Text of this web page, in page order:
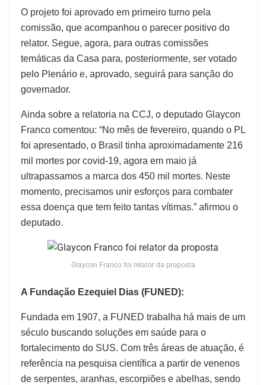
O projeto foi aprovado em primeiro turno pela
comissão, que acompanhou o parecer positivo do
relator. Segue, agora, para outras comissões
temáticas da Casa para, posteriormente, ser votado
pelo Plenário e, aprovado, seguirá para sanção do
governador.
Ainda sobre a relatoria na CCJ, o deputado Glaycon
Franco comentou: “No mês de fevereiro, quando o PL
foi apresentado, o Brasil tinha aproximadamente 216
mil mortes por covid-19, agora em maio já
ultrapassamos a marca dos 450 mil mortes. Neste
momento, precisamos unir esforços para combater
essa doença que tem feito tantas vítimas.” afirmou o
deputado.
Glaycon Franco foi relator da proposta
A Fundação Ezequiel Dias (FUNED):
Fundada em 1907, a FUNED trabalha há mais de um
século buscando soluções em saúde para o
fortalecimento do SUS. Com três áreas de atuação, é
referência na pesquisa científica a partir de venenos
de serpentes, aranhas, escorpiões e abelhas, sendo